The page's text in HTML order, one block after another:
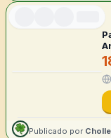
Publicado por